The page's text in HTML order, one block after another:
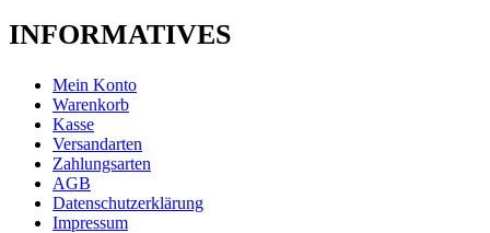
INFORMATIVES
Mein Konto
Warenkorb
Kasse
Versandarten
Zahlungsarten
AGB
Datenschutzerklärung
Impressum